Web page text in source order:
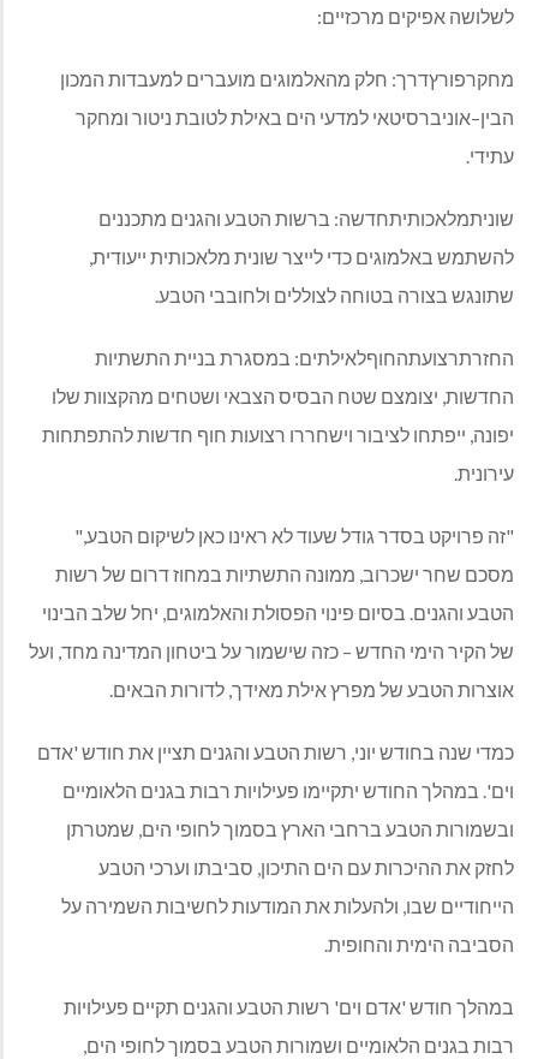
לשלושה אפיקים מרכזיים:
מחקרפורץדרך: חלק מהאלמוגים מועברים למעבדות המכון
הבין–אוניברסיטאי למדעי הים באילת לטובת ניטור ומחקר
עתידי.
שוניתמלאכותיתחדשה: ברשות הטבע והגנים מתכננים
להשתמש באלמוגים כדי לייצר שונית מלאכותית ייעודית,
שתונגש בצורה בטוחה לצוללים ולחובבי הטבע.
החזרתרצועתהחוףלאילתים: במסגרת בניית התשתיות
החדשות, יצומצם שטח הבסיס הצבאי ושטחים מהקצוות שלו
יפונה, ייפתחו לציבור וישחררו רצועות חוף חדשות להתפתחות
עירונית.
"זה פרויקט בסדר גודל שעוד לא ראינו כאן לשיקום הטבע,"
מסכם שחר ישכרוב, ממונה התשתיות במחוז דרום של רשות
הטבע והגנים. בסיום פינוי הפסולת והאלמוגים, יחל שלב הבינוי
של הקיר הימי החדש – כזה שישמור על ביטחון המדינה מחד, ועל
אוצרות הטבע של מפרץ אילת מאידך, לדורות הבאים.
כמדי שנה בחודש יוני, רשות הטבע והגנים תציין את חודש 'אדם
וים'. במהלך החודש יתקיימו פעילויות רבות בגנים הלאומיים
ובשמורות הטבע ברחבי הארץ בסמוך לחופי הים, שמטרתן
לחזק את ההיכרות עם הים התיכון, סביבתו וערכי הטבע
הייחודיים שבו, ולהעלות את המודעות לחשיבות השמירה על
הסביבה הימית והחופית.
במהלך חודש 'אדם וים' רשות הטבע והגנים תקיים פעילויות
רבות בגנים הלאומיים ושמורות הטבע בסמוך לחופי הים,